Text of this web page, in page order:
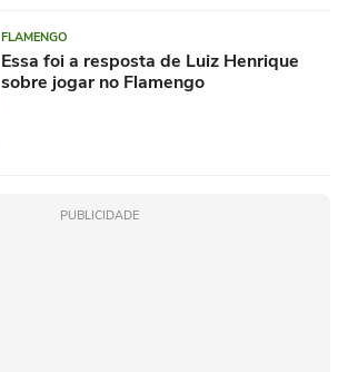
FLAMENGO
Essa foi a resposta de Luiz Henrique
sobre jogar no Flamengo
PUBLICIDADE